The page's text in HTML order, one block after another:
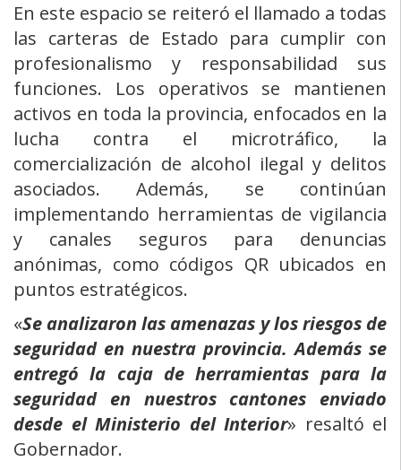
En este espacio se reiteró el llamado a todas
las carteras de Estado para cumplir con
profesionalismo y responsabilidad sus
funciones. Los operativos se mantienen
activos en toda la provincia, enfocados en la
lucha contra el microtráfico, la
comercialización de alcohol ilegal y delitos
asociados. Además, se continúan
implementando herramientas de vigilancia
y canales seguros para denuncias
anónimas, como códigos QR ubicados en
puntos estratégicos.
«Se analizaron las amenazas y los riesgos de
seguridad en nuestra provincia. Además se
entregó la caja de herramientas para la
seguridad en nuestros cantones enviado
desde el Ministerio del Interior» resaltó el
Gobernador.